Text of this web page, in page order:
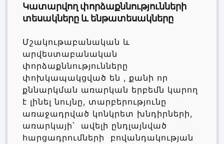
Կատարվող փորձաքննությունների
տեսակները և ենթատեսակները
Մշակութաբանական և
արվեստաբանական
փորձաքննությունները
փոխկապակցված են , քանի որ
քննարկման առարկան երբեմն կարող
է լինել նույնը, տարբերությունը
առաջադրված կոնկրետ խնդիրների,
առարկայի՝ ավելի ընդլայնված
հարցադրումների բովանդակության